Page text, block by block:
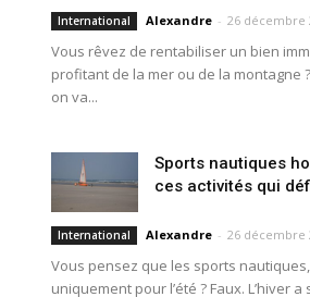
International Alexandre - 26 décembre
Vous rêvez de rentabiliser un bien
profitant de la mer ou de la montagne
on va...
Sports nautiques
ces activités qui
International Alexandre - 26 décembre
Vous pensez que les sports nautiques,
uniquement pour l’été ? Faux. L’hiver